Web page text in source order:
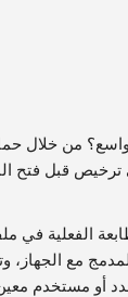
ترخيص قبل فتح
مع الجهاز،
أو مستخدم